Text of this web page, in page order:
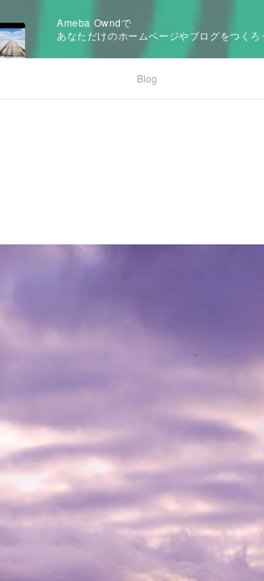
Ameba Owndで
あなただけのホームページやブログをつくろ
Blog